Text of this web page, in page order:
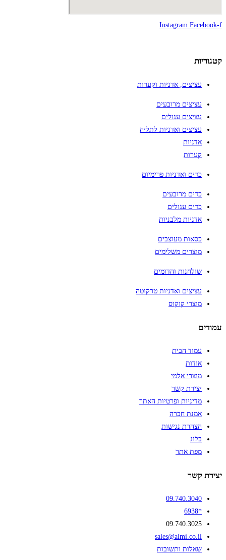
Instagram Facebook-f
קטגוריות
עציצים, אדניות וקערות
עציצים מרובעים
עציצים עגולים
עציצים ואדניות לתליה
אדניות
קערות
כדים ואדניות פרימיום
כדים מרובעים
כדים עגולים
אדניות מלבניות
כסאות מעוצבים
מוצרים משלימים
שולחנות והדומים
עציצים ואדניות טרקוטה
מוצרי קוקוס
עמודים
עמוד הבית
אודות
מוצרי אלמי
יצירת קשר
מדיניות ופרטיות האתר
אמנת חברה
הצהרת נגישות
בלוג
מפת אתר
יצירת קשר
09.740.3040
*6938
09.740.3025
sales@almi.co.il
שאלות ותשובות